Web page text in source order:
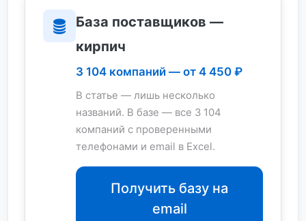
База поставщиков —
кирпич
3 104 компаний — от 4 450 ₽
В статье — лишь несколько
названий. В базе — все 3 104
компаний с проверенными
телефонами и email в Excel.
Получить базу на
email